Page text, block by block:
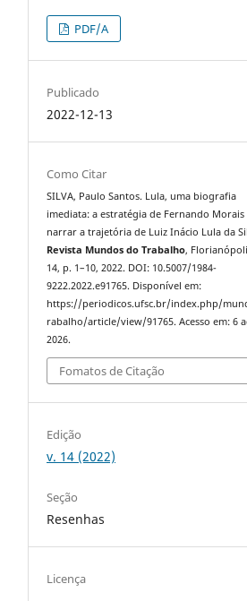
PDF/A
Publicado
2022-12-13
Como Citar
SILVA, Paulo Santos. Lula, uma biografia
imediata: a estratégia de Fernando Morais
narrar a trajetória de Luiz Inácio Lula da
Revista Mundos do Trabalho,
14, p. 1–10, 2022. DOI: 10.5007/1984-
9222.2022.e91765. Disponível em:
https://periodicos.ufsc.br/index.php/
rabalho/article/view/91765. Acesso em: 6
2026.
Fomatos de Citação
Edição
v. 14 (2022)
Seção
Resenhas
Licença